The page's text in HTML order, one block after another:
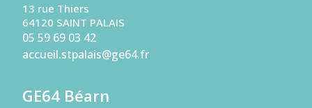
13 rue Thiers
64120 SAINT PALAIS
05 59 69 03 42
accueil.stpalais@ge64.fr
GE64 Béarn